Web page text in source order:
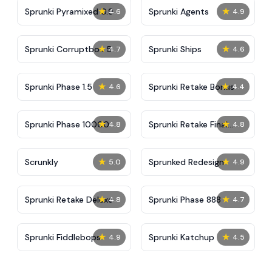
★ 4.6
Sprunki Pyramixed 0.9 ★ 4.9
Sprunki Agents
★ 4.7
Sprunki Corruptbox 5 ★ 4.6
Sprunki Ships
★ 4.6
Sprunki Phase 1.5 ★ 4.4
Sprunki Retake Bonus
★ 4.8
Sprunki Phase 10000 ★ 4.8
Sprunki Retake Final
Update
★ 5.0
Scrunkly ★ 4.9
Sprunked Redesign
★ 4.8
Sprunki Retake Deluxe ★ 4.7
Sprunki Phase 888
★ 4.9
Sprunki Fiddlebops ★ 4.5
Sprunki Katchup